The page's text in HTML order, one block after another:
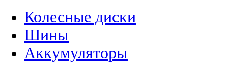
Колесные диски
Шины
Аккумуляторы